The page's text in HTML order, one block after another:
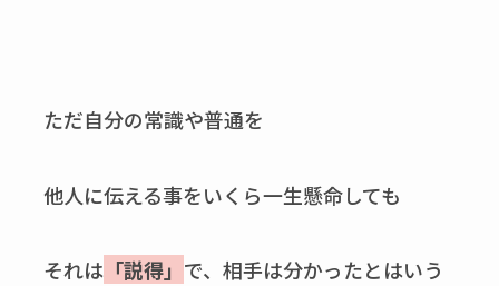
ただ自分の常識や普通を
他人に伝える事をいくら一生懸命しても
それは「説得」 で、相手は分かったとはいう